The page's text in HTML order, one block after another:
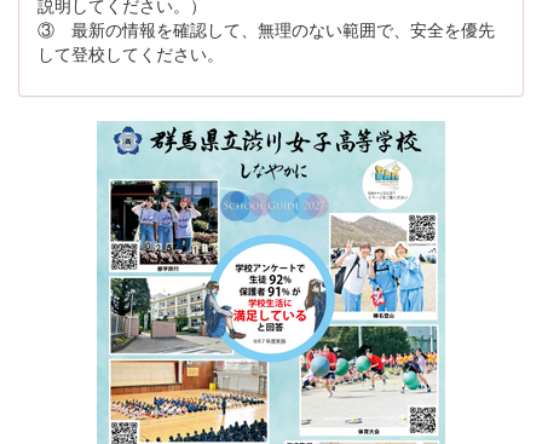
③ 最新の情報を確認して、無理のない範囲で、安全を優先
して登校してください。